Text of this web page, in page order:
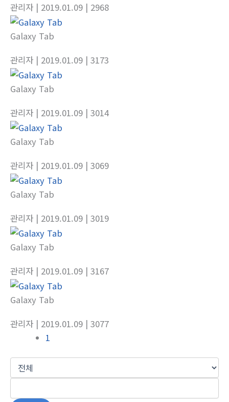
관리자 | 2019.01.09 | 2968
Galaxy Tab
관리자 | 2019.01.09 | 3173
Galaxy Tab
관리자 | 2019.01.09 | 3014
Galaxy Tab
관리자 | 2019.01.09 | 3069
Galaxy Tab
관리자 | 2019.01.09 | 3019
Galaxy Tab
관리자 | 2019.01.09 | 3167
Galaxy Tab
관리자 | 2019.01.09 | 3077
1